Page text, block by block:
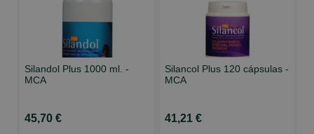
Silandol Plus 1000 ml. -
MCA
45,70 €
Silancol Plus 120 cápsulas -
MCA
41,21 €